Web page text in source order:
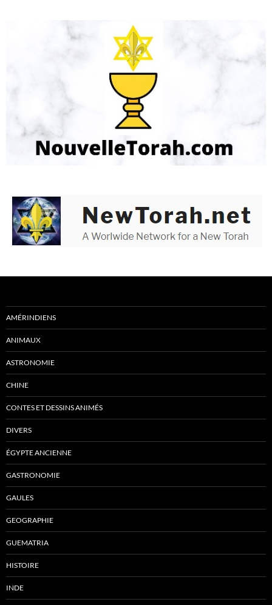
AMÉRINDIENS
ANIMAUX
ASTRONOMIE
CHINE
CONTES ET DESSINS ANIMÉS
DIVERS
ÉGYPTE ANCIENNE
GASTRONOMIE
GAULES
GEOGRAPHIE
GUEMATRIA
HISTOIRE
INDE